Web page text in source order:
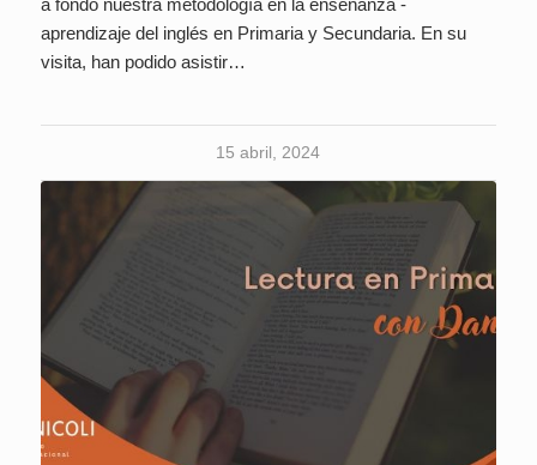
aprendizaje del inglés en Primaria y Secundaria. En su
visita, han podido asistir…
15 abril, 2024